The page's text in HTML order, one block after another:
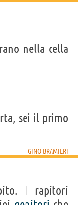
nella cella
sei il primo
GINO BRAMIERI
I rapitori